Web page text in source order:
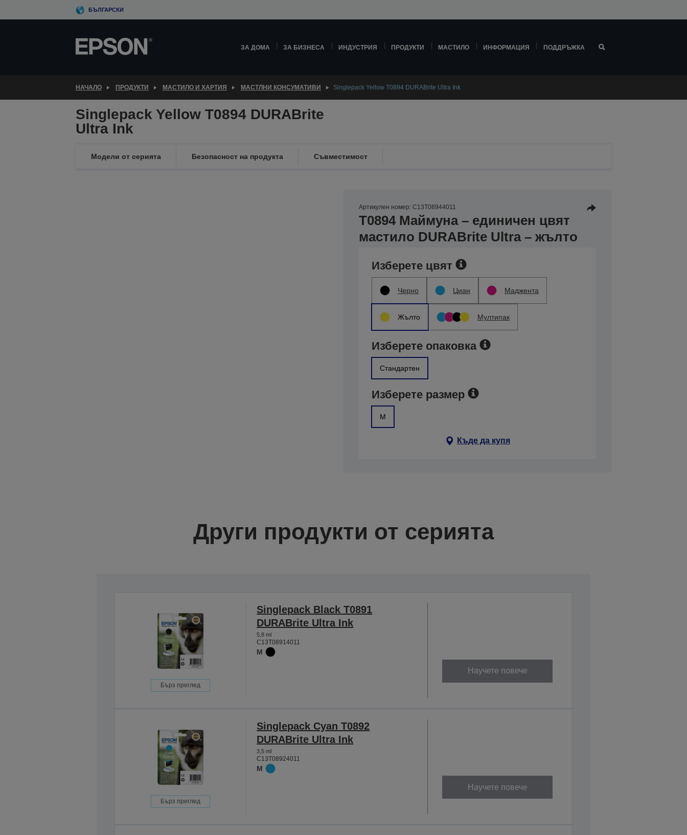
to
БЪЛГАРСКИ
ЗА ДОМА ЗА БИЗНЕСА ИНДУСТРИЯ ПРОДУКТИ МАСТИЛО ИНФОРМАЦИЯ ПОДДРЪЖКА
НАЧАЛО ПРОДУКТИ МАСТИЛО И ХАРТИЯ МАСТЛНИ КОНСУМАТИВИ Singlepack Yellow T0894 DURABrite Ultra Ink
Singlepack Yellow T0894 DURABrite
Ultra Ink
Модели от серията Безопасност на продукта Съвместимост
Артикулен номер: C13T08944011
T0894 Маймуна – единичен цвят
мастило DURABrite Ultra – жълто
Изберете цвят
Черно Циан Маджента
Жълто Мултипак
Изберете опаковка
Стандартен
Изберете размер
M
Къде да купя
Други продукти от серията
Бърз преглед
Singlepack Black T0891
DURABrite Ultra Ink
5,8 ml
C13T08914011
M
Научете повече
Бърз преглед
Singlepack Cyan T0892
DURABrite Ultra Ink
3,5 ml
C13T08924011
M
Научете повече